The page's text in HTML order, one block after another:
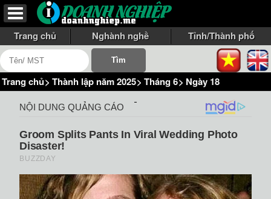
Trang chủ Nghành nghề Tỉnh/Thành phố
Trang chủ> Thành lập năm 2025> Tháng 6> Ngày 18